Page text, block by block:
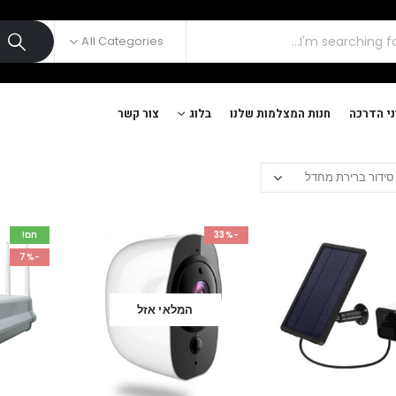
All Categories
הדרכה חנות המצלמות שלנו בלוג צור קשר
-33%
המלאי אזל
חם!
-7%